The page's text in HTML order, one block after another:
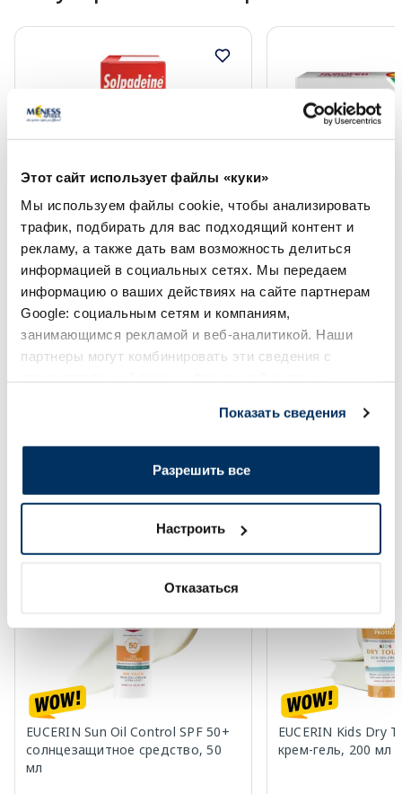
Этот сайт использует файлы «куки»
Мы используем файлы cookie, чтобы анализировать
трафик, подбирать для вас подходящий контент и
рекламу, а также дать вам возможность делиться
информацией в социальных сетях. Мы передаем
информацию о ваших действиях на сайте партнерам
Google: социальным сетям и компаниям,
занимающимся рекламой и веб-аналитикой. Наши
партнеры могут комбинировать эти сведения с
Показать сведения
Разрешить все
Настроить
Отказаться
Безрецептурные лекарства
SOLPADEINE шипучие таблетки,
12 шт.
Цена
5.99 €
Безрецептурные
NUROFEN FORTE
5.99 €
Солнечная защита летом ☀️
EUCERIN Sun Oil Control SPF 50+
солнцезащитное средство, 50
мл
EUCERIN Kids Dry
крем-гель, 200 мл